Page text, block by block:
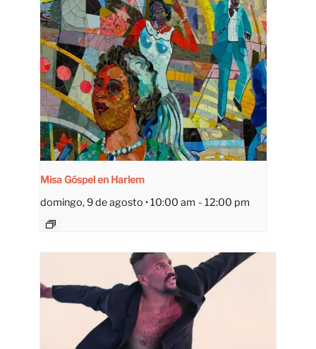
Misa Góspel en Harlem
domingo, 9 de agosto • 10:00 am - 12:00 pm